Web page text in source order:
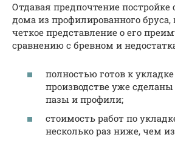
Отдавая предпочтение постройке
дома из профилированного
четкое представление о его
сравнению с бревном и
полностью готов к
производстве уже
пазы и профили;
стоимость работ по
несколько раз ниже, чем